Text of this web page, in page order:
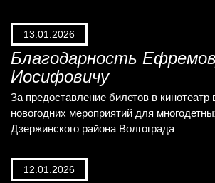
13.01.2026
Благодарность
Иосифовичу
За предоставление билетов в кинотеатр
новогодних мероприятий для
Дзержинского района Волгограда
12.01.2026